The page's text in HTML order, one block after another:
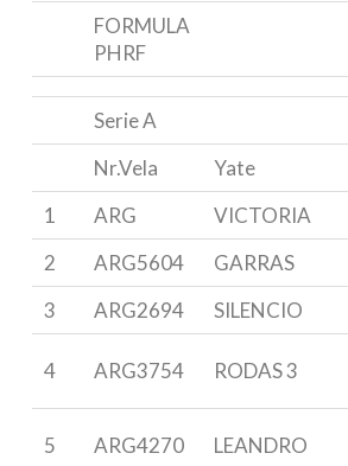
FORMULA
PHRF
Serie A
Nr.Vela
Yate
1
ARG VICTORIA
2
ARG5604 GARRAS
3
ARG2694 SILENCIO
4 ARG3754 RODAS 3
5 ARG4270 LEANDRO